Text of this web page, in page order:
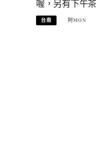
喔，另有下午
台南 阿MON